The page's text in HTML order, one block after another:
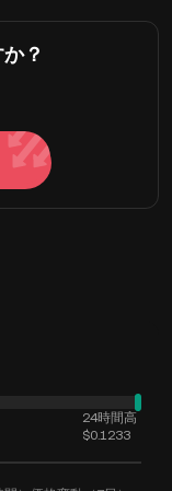
？
24時間高
$0.1233